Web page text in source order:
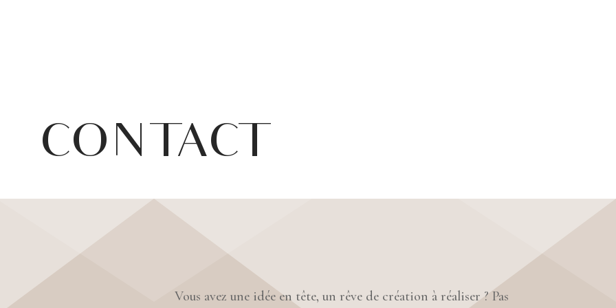
CONTACT
Vous avez une idée en tête, un rêve de création à réaliser ? Pas